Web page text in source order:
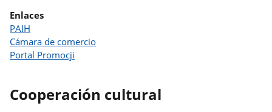
Enlaces
PAIH
Cámara de comercio
Portal Promocji
Cooperación cultural